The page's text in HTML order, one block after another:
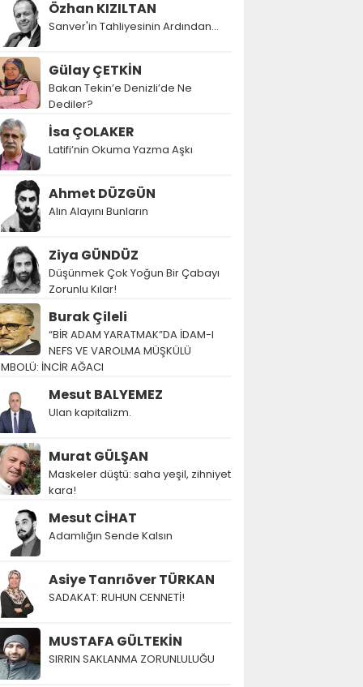
Özhan KIZILTAN
Sanver'in Tahliyesinin Ardından…
Gülay ÇETKİN
Bakan Tekin’e Denizli’de Ne
Dediler?
İsa ÇOLAKER
Latifi’nin Okuma Yazma Aşkı
Ahmet DÜZGÜN
Alın Alayını Bunların
Ziya GÜNDÜZ
Düşünmek Çok Yoğun Bir Çabayı
Zorunlu Kılar!
Burak Çileli
“BİR ADAM YARATMAK”DA İDAM-I
NEFS VE VAROLMA MÜŞKÜLÜ
İNCİR AĞACI
Mesut BALYEMEZ
Ulan kapitalizm.
Murat GÜLŞAN
Maskeler düştü: saha yeşil, zihniyet
kara!
Mesut CİHAT
Adamlığın Sende Kalsın
Asiye Tanrıöver TÜRKAN
SADAKAT: RUHUN CENNETİ!
MUSTAFA GÜLTEKİN
SIRRIN SAKLANMA ZORUNLULUĞU